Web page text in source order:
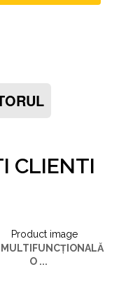
CLIENTI
MULTIFUNCȚIONALĂ
O ...